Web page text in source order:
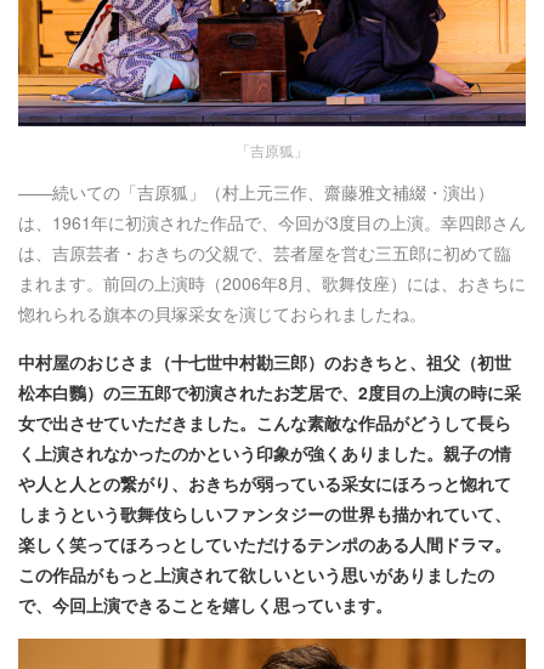
「吉原狐」
――続いての「吉原狐」（村上元三作、齋藤雅文補綴・演出）
は、1961年に初演された作品で、今回が3度目の上演。幸四郎さん
は、吉原芸者・おきちの父親で、芸者屋を営む三五郎に初めて臨
まれます。前回の上演時（2006年8月、歌舞伎座）には、おきちに
惚れられる旗本の貝塚采女を演じておられましたね。
中村屋のおじさま（十七世中村勘三郎）のおきちと、祖父（初世
松本白鸚）の三五郎で初演されたお芝居で、2度目の上演の時に采
女で出させていただきました。こんな素敵な作品がどうして長ら
く上演されなかったのかという印象が強くありました。親子の情
や人と人との繋がり、おきちが弱っている采女にほろっと惚れて
しまうという歌舞伎らしいファンタジーの世界も描かれていて、
楽しく笑ってほろっとしていただけるテンポのある人間ドラマ。
この作品がもっと上演されて欲しいという思いがありましたの
で、今回上演できることを嬉しく思っています。